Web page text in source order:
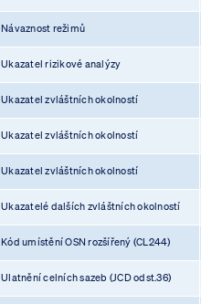
Návaznost režimů
Ukazatel rizikové analýzy
Ukazatel zvláštních okolností
Ukazatel zvláštních okolností
Ukazatel zvláštních okolností
Ukazatelé dalších zvláštních okolností
Kód umístění OSN rozšířený (CL244)
Ulatnění celních sazeb (JCD odst.36)